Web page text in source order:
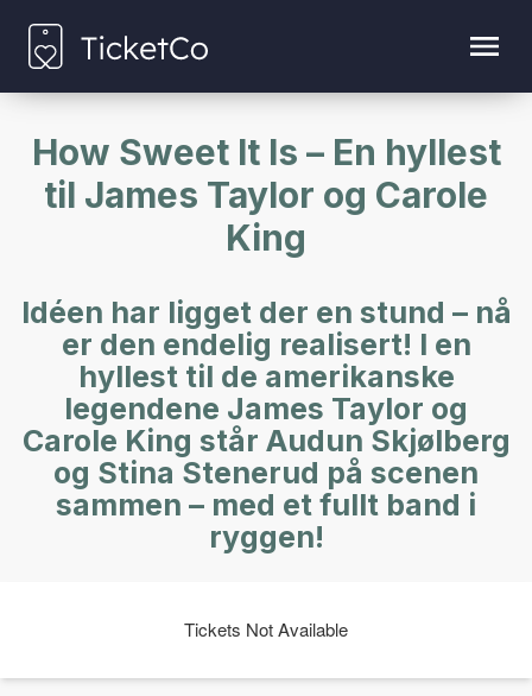
How Sweet It Is – En hyllest
til James Taylor og Carole
King
Idéen har ligget der en stund – nå
er den endelig realisert! I en
hyllest til de amerikanske
legendene James Taylor og
Carole King står Audun Skjølberg
og Stina Stenerud på scenen
sammen – med et fullt band i
ryggen!
Tickets Not Available